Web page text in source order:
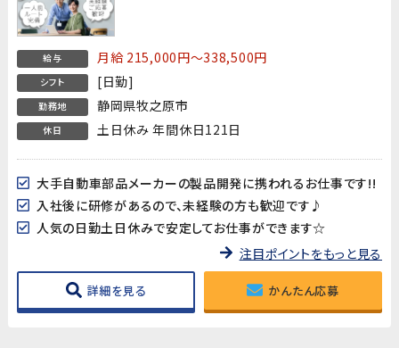
給与 月給 215,000円～338,500円
シフト [日勤]
勤務地 静岡県牧之原市
休日 土日休み 年間休日121日
大手自動車部品メーカーの製品開発に携われるお仕事です!!
入社後に研修があるので、未経験の方も歓迎です♪
人気の日勤土日休みで安定してお仕事ができます☆
注目ポイントをもっと見る
詳細を見る かんたん応募